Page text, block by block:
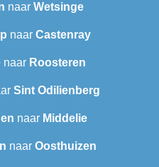
naar Wetsinge
naar Castenray
naar Roosteren
Sint Odilienberg
naar Middelie
naar Oosthuizen